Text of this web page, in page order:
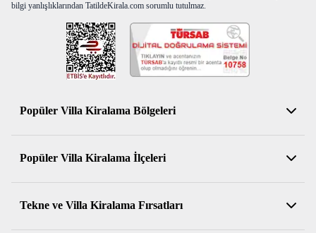
bilgi yanlışlıklarından TatildeKirala.com sorumlu tutulmaz.
Popüler Villa Kiralama Bölgeleri
Antalya Kiralık Villa
Muğla Kiralık Villa
Aydın Kiralık Villa
İzmir Kiralık Villa
Balıkesir Kiralık Villa
Popüler Villa Kiralama İlçeleri
Kemer Kiralık Villa
Serik Kiralık Villa
Konyaaltı Kiralık Villa
Tekne ve Villa Kiralama Fırsatları